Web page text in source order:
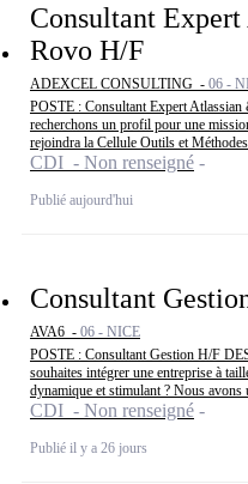
Consultant
Rovo H/F
ADEXCEL CONSULTING - 06 -
POSTE : Consultant Expert
recherchons un profil pour une
rejoindra la Cellule Outils et
CDI - Non renseigné
Publié aujourd'hui
Consultant
AVA6 - 06 - NICE
POSTE : Consultant Gestion H/F
souhaites intégrer une entreprise à
dynamique et stimulant ? Nous avons
CDI - Non renseigné
Publié il y a 26 jours